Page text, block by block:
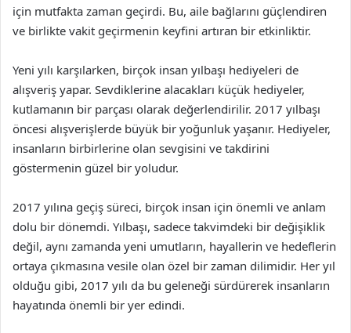
için mutfakta zaman geçirdi. Bu, aile bağlarını güçlendiren
ve birlikte vakit geçirmenin keyfini artıran bir etkinliktir.
Yeni yılı karşılarken, birçok insan yılbaşı hediyeleri de
alışveriş yapar. Sevdiklerine alacakları küçük hediyeler,
kutlamanın bir parçası olarak değerlendirilir. 2017 yılbaşı
öncesi alışverişlerde büyük bir yoğunluk yaşanır. Hediyeler,
insanların birbirlerine olan sevgisini ve takdirini
göstermenin güzel bir yoludur.
2017 yılına geçiş süreci, birçok insan için önemli ve anlam
dolu bir dönemdi. Yılbaşı, sadece takvimdeki bir değişiklik
değil, aynı zamanda yeni umutların, hayallerin ve hedeflerin
ortaya çıkmasına vesile olan özel bir zaman dilimidir. Her yıl
olduğu gibi, 2017 yılı da bu geleneği sürdürerek insanların
hayatında önemli bir yer edindi.